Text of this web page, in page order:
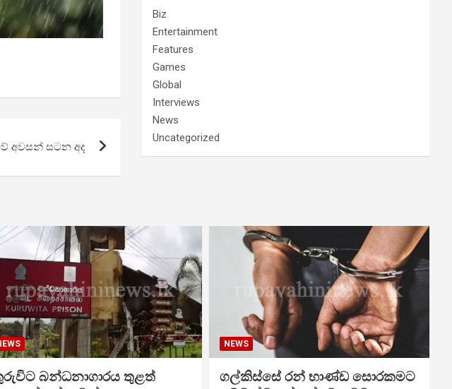
අවසන් සටන අද
Biz
Entertainment
Features
Games
Global
Interviews
News
Uncategorized
බන්ධනාගාරය තුළත්
NEWS
ගල්කිස්සේ රන් භාණ්ඩ සොරකමට